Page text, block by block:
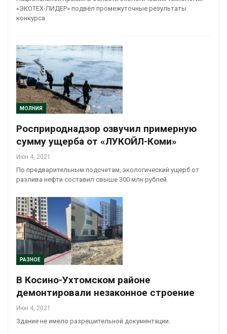
«ЭКОТЕХ-ЛИДЕР» подвёл промежуточные результаты
конкурса.
МОЛНИЯ
Росприроднадзор озвучил примерную
сумму ущерба от «ЛУКОЙЛ-Коми»
Июн 4, 2021
По предварительным подсчетам, экологический ущерб от
разлива нефти составил свыше 300 млн рублей.
РАЗНОЕ
В Косино-Ухтомском районе
демонтировали незаконное строение
Июн 4, 2021
Здание не имело разрешительной документации.